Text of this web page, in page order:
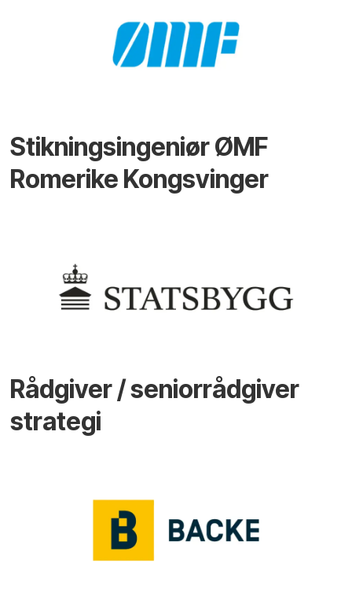
Stikningsingeniør ØMF
Romerike Kongsvinger
Rådgiver / seniorrådgiver
strategi